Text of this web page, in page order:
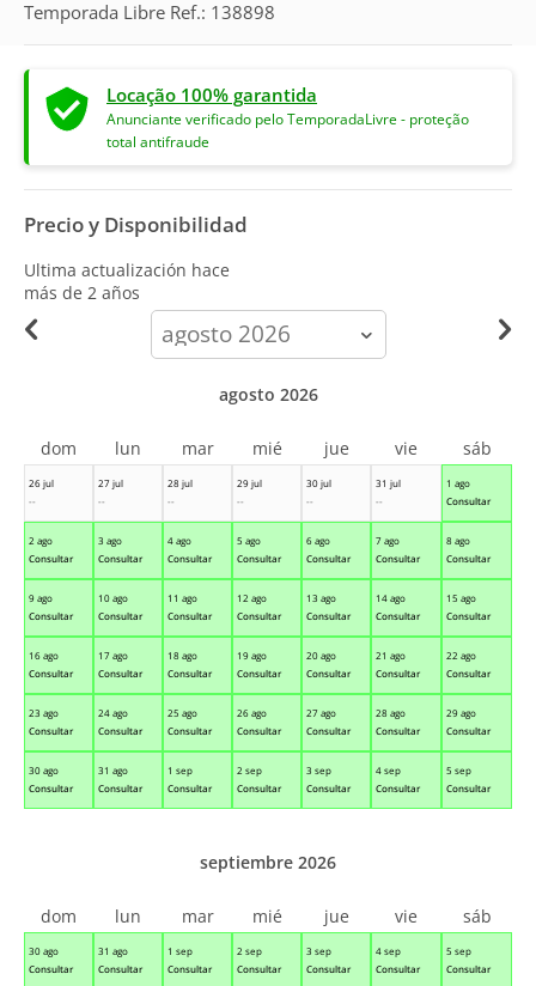
Temporada Libre Ref.: 138898
Locação 100% garantida
Anunciante verificado pelo TemporadaLivre - proteção
total antifraude
Precio y Disponibilidad
Ultima actualización hace
más de 2 años
calendar-
month
26 jul
--
27 jul
--
28 jul
--
29 jul
--
30 jul
--
31 jul
--
1 ago
Consultar
2 ago
Consultar
3 ago
Consultar
4 ago
Consultar
5 ago
Consultar
6 ago
Consultar
7 ago
Consultar
8 ago
Consultar
9 ago
Consultar
10 ago
Consultar
11 ago
Consultar
12 ago
Consultar
13 ago
Consultar
14 ago
Consultar
15 ago
Consultar
16 ago
Consultar
17 ago
Consultar
18 ago
Consultar
19 ago
Consultar
20 ago
Consultar
21 ago
Consultar
22 ago
Consultar
23 ago
Consultar
24 ago
Consultar
25 ago
Consultar
26 ago
Consultar
27 ago
Consultar
28 ago
Consultar
29 ago
Consultar
30 ago
Consultar
31 ago
Consultar
1 sep
Consultar
2 sep
Consultar
3 sep
Consultar
4 sep
Consultar
5 sep
Consultar
agosto 2026
dom lun mar mié jue vie sáb
30 ago
Consultar
31 ago
Consultar
1 sep
Consultar
2 sep
Consultar
3 sep
Consultar
4 sep
Consultar
5 sep
Consultar
septiembre 2026
dom lun mar mié jue vie sáb